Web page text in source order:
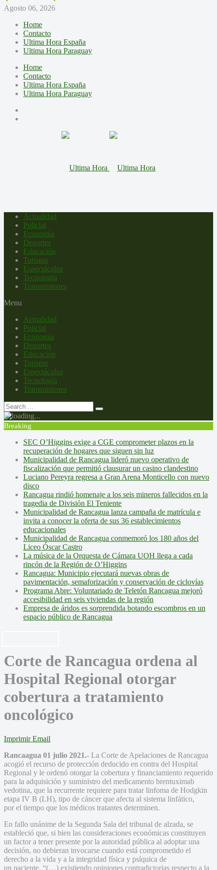
Agosto 06, 2026
Home
Contacto
Ultima Hora España
Ultima Hora Paraguay
Home
Contacto
Ultima Hora España
Ultima Hora Paraguay
Actualidad
Policial
Economía
Deportes
Educación
Turismo
Espectáculos
Tecnología
Transmisiones
Menu
Actualidad
Policial
Economía
Deportes
Educación
Turismo
Espectáculos
Tecnología
Transmisiones
Breaking
SEC O’Higgins exige a CGE comprometer plazos en la
recuperación de hogares que siguen sin luz
Municipalidad de Rancagua lideró nuevo operativo de
fiscalización que permitió clausurar un casino clandestino
Luciano Pereyra regresa a Gran Arena Monticello con nuevo
disco
Rancagua rindió homenaje a los seis mineros fallecidos en la
tragedia de División El Teniente
Municipalidad de Rancagua lanza campaña de matrícula e
invita a conocer la oferta de sus 36 establecimientos
educacionales
Municipalidad de Rancagua conmemoró los 180 años del
Liceo Óscar Castro
La música de la Orquesta de Cámara UOH llega a cada
rincón de la Región de O’Higgins
Rancagua: Municipio ejecutará nuevas obras de
pavimentación, semaforización y conservación de ciclovías
Programa Abre: Voluntariado de Teletón Rancagua mejoró
accesibilidad en seis viviendas de la región
Empresa de áridos es sorprendida botando escombros en un
espacio público de Rancagua
Corte de Rancagua ordena al
Hospital Regional otorgar
cobertura a tratamiento
oncológico
Imprimir Email
Rancaagua 01 julio 2021.- La Corte de Apelaciones de Rancagua
acogió el recurso de protección deducido en contra del Hospital
Regional y le ordenó otorgar la cobertura y financiamiento requerido
para la adquisición y suministro del medicamento brentuximab
vedotina, que la recurrente requiere para tratar linfoma de Hodgkin
etapa IV B (LH), tipo de cáncer que afecta al sistema linfático,
por el tiempo que los médicos tratantes determinen.
En fallo unánime de la Segunda Sala del tribunal de alzada, se
estableció que, si bien las consideraciones económicas constituyen
un factor a tener presente por la autoridad pública al adoptar una
decisión, no debieran invocarse cuando está comprometido el
derecho a la vida y a la integridad física y psíquica de
un paciente. “(…) existiendo opiniones contradictorias respecto a la